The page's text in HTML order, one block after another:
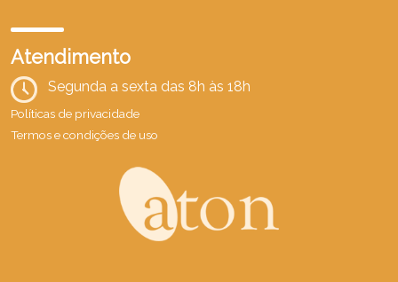
Atendimento
Segunda a sexta das 8h às 18h
Políticas de privacidade
Termos e condições de uso